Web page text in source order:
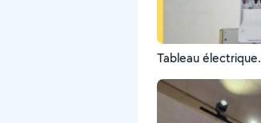
Tableau électrique.